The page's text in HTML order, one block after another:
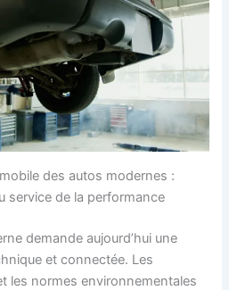
des autos modernes :
service de la performance
demande aujourd’hui une
et connectée. Les
les normes environnementales